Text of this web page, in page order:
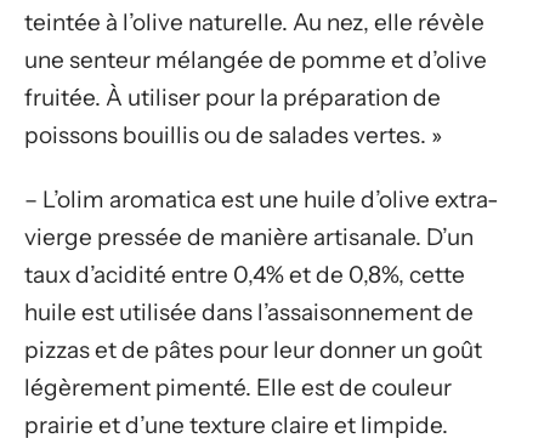
teintée à l’olive naturelle. Au nez, elle révèle
une senteur mélangée de pomme et d’olive
fruitée. À utiliser pour la préparation de
poissons bouillis ou de salades vertes. »
– L’olim aromatica est une huile d’olive extra-
vierge pressée de manière artisanale. D’un
taux d’acidité entre 0,4% et de 0,8%, cette
huile est utilisée dans l’assaisonnement de
pizzas et de pâtes pour leur donner un goût
légèrement pimenté. Elle est de couleur
prairie et d’une texture claire et limpide.